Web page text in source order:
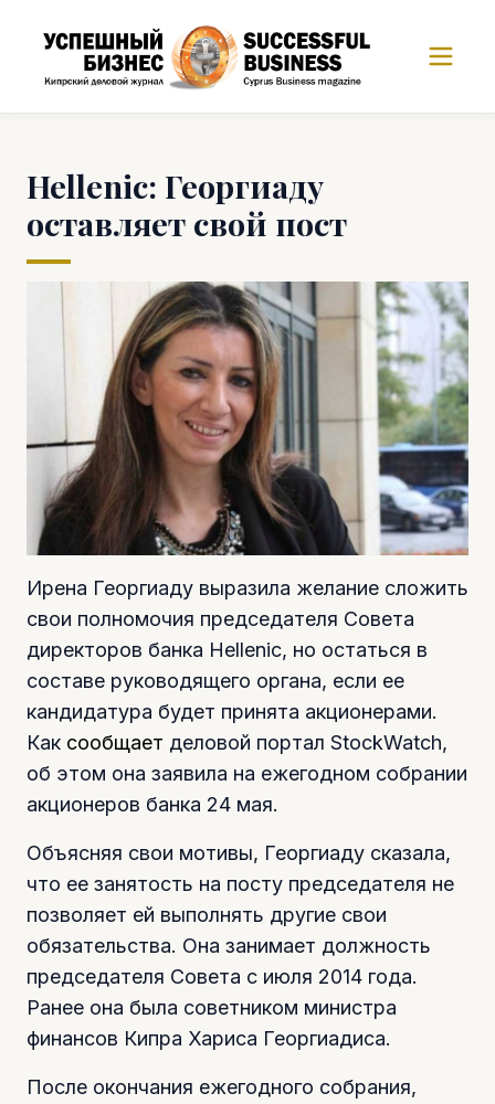
Hellenic: Георгиаду
оставляет свой пост
Ирена Георгиаду выразила желание сложить
свои полномочия председателя Совета
директоров банка Hellenic, но остаться в
составе руководящего органа, если ее
кандидатура будет принята акционерами.
Как сообщает деловой портал StockWatch,
об этом она заявила на ежегодном собрании
акционеров банка 24 мая.
Объясняя свои мотивы, Георгиаду сказала,
что ее занятость на посту председателя не
позволяет ей выполнять другие свои
обязательства. Она занимает должность
председателя Совета с июля 2014 года.
Ранее она была советником министра
финансов Кипра Хариса Георгиадиса.
После окончания ежегодного собрания,